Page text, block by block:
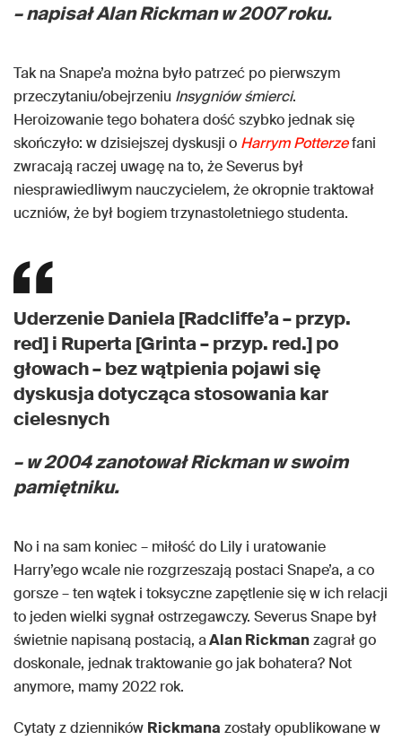
– napisał Alan Rickman w 2007 roku.
Tak na Snape’a można było patrzeć po pierwszym
przeczytaniu/obejrzeniu Insygniów śmierci.
Heroizowanie tego bohatera dość szybko jednak się
skończyło: w dzisiejszej dyskusji o Harrym Potterzefani
zwracają raczej uwagę na to, że Severus był
niesprawiedliwym nauczycielem, że okropnie traktował
uczniów, że był bogiem trzynastoletniego studenta.
Uderzenie Daniela [Radcliffe’a – przyp.
red] i Ruperta [Grinta – przyp. red.] po
głowach – bez wątpienia pojawi się
dyskusja dotycząca stosowania kar
cielesnych
– w 2004 zanotował Rickman w swoim
pamiętniku.
No i na sam koniec – miłość do Lily i uratowanie
Harry’ego wcale nie rozgrzeszają postaci Snape’a, a co
gorsze – ten wątek i toksyczne zapętlenie się w ich relacji
to jeden wielki sygnał ostrzegawczy. Severus Snape był
świetnie napisaną postacią, aAlan Rickmanzagrał go
doskonale, jednak traktowanie go jak bohatera? Not
anymore, mamy 2022 rok.
Cytaty z dzienników Rickmana zostały opublikowane w